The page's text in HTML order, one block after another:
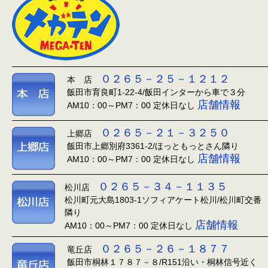
本 店 ０２６５－２５－１２１２
飯田市育良町1-22-4/飯田インターから車で３分
AM10：00～PM7：00 定休日なし 店舗情報
上郷店 ０２６５－２１－３２５０
飯田市上郷別府3361-2/ほっともっとさん隣り
AM10：00～PM7：00 定休日なし 店舗情報
松川店 ０２６５－３４－１１３５
松川町元大島1803-1ソフィアケート松川/松川町交番
隣り
AM10：00～PM7：00 定休日なし 店舗情報
竜丘店 ０２６５－２６－１８７７
飯田市桐林１７８７－８/R151沿い・桐林信号近く